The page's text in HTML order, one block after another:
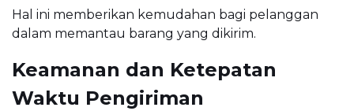
Hal ini memberikan kemudahan bagi pelanggan
dalam memantau barang yang dikirim.
Keamanan dan Ketepatan
Waktu Pengiriman